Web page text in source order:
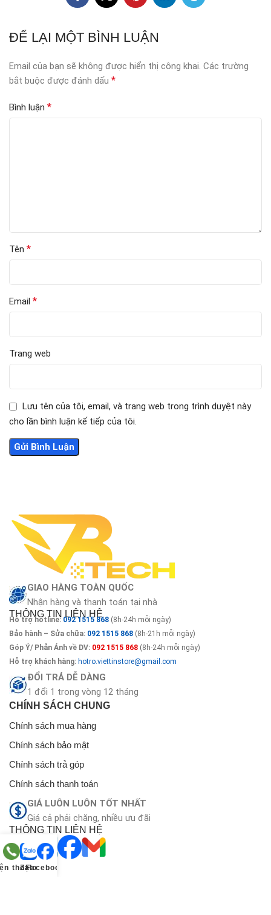
ĐỂ LẠI MỘT BÌNH LUẬN
Email của bạn sẽ không được hiển thị công khai. Các trường
bắt buộc được đánh dấu *
Bình luận *
Tên *
Email *
Trang web
Lưu tên của tôi, email, và trang web trong trình duyệt này
cho lần bình luận kế tiếp của tôi.
GIAO HÀNG TOÀN QUỐC
Nhận hàng và thanh toán tại nhà
THÔNG TIN LIÊN HỆ
Hỗ trợ hotline: 092 1515 868 (8h-24h mỗi ngày)
Bảo hành – Sửa chữa: 092 1515 868 (8h-21h mỗi ngày)
Góp Ý/ Phản Ánh về DV: 092 1515 868 (8h-24h mỗi ngày)
Hỗ trợ khách hàng: hotro.viettinstore@gmail.com
ĐỔI TRẢ DỄ DÀNG
1 đổi 1 trong vòng 12 tháng
CHÍNH SÁCH CHUNG
Chính sách mua hàng
Chính sách bảo mật
Chính sách trả góp
Chính sách thanh toán
GIÁ LUÔN LUÔN TỐT NHẤT
Giá cả phải chăng, nhiều ưu đãi
THÔNG TIN LIÊN HỆ
thoại
Zalo
Facebook